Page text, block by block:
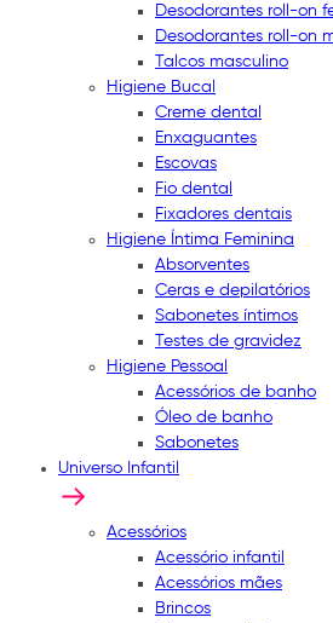
Desodorantes roll-on
Desodorantes roll-on
Talcos masculino
Higiene Bucal
Creme dental
Enxaguantes
Escovas
Fio dental
Fixadores dentais
Higiene Íntima Feminina
Absorventes
Ceras e depilatórios
Sabonetes íntimos
Testes de gravidez
Higiene Pessoal
Acessórios de banho
Óleo de banho
Sabonetes
Universo Infantil
Acessórios
Acessório infantil
Acessórios mães
Brincos